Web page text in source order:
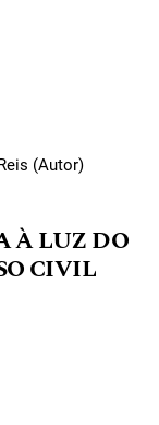
(Autor)
À LUZ DO
CIVIL